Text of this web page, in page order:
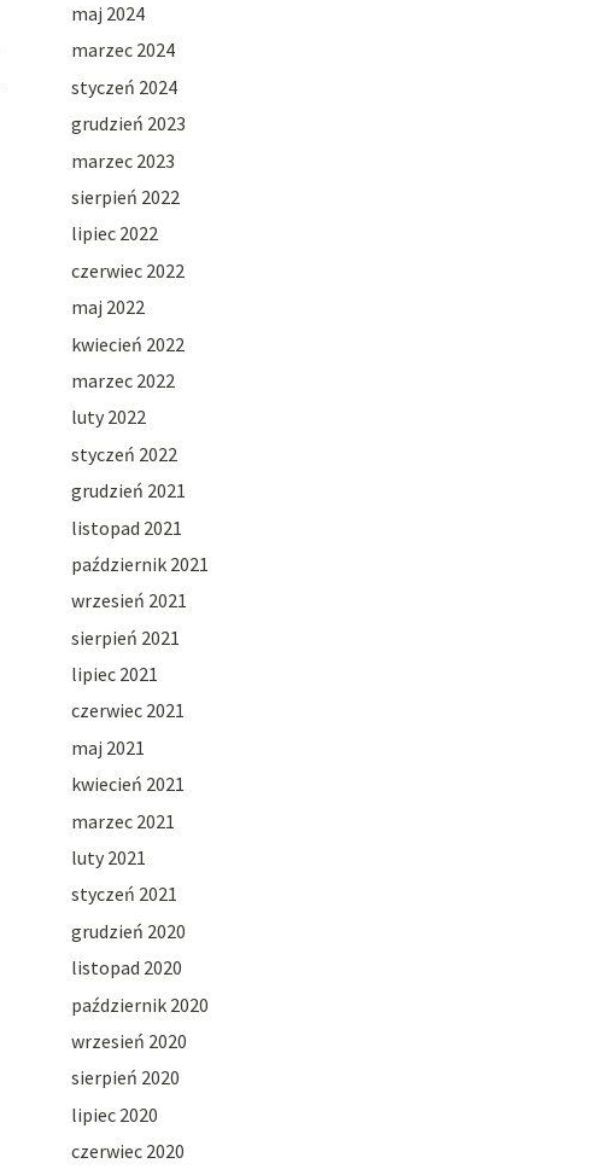
maj 2024
marzec 2024
styczeń 2024
grudzień 2023
marzec 2023
sierpień 2022
lipiec 2022
czerwiec 2022
maj 2022
kwiecień 2022
marzec 2022
luty 2022
styczeń 2022
grudzień 2021
listopad 2021
październik 2021
wrzesień 2021
sierpień 2021
lipiec 2021
czerwiec 2021
maj 2021
kwiecień 2021
marzec 2021
luty 2021
styczeń 2021
grudzień 2020
listopad 2020
październik 2020
wrzesień 2020
sierpień 2020
lipiec 2020
czerwiec 2020